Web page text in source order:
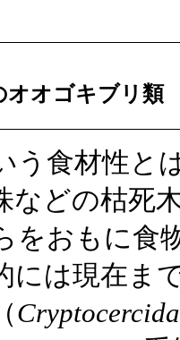
オオゴキブリ類
食材性と
などの枯死
をおもに食
には現在ま